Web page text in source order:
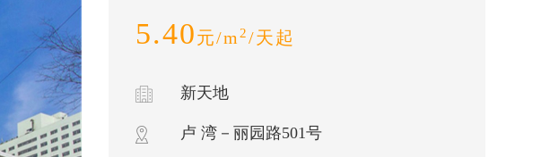
5.40元/m 2/天起
新天地
卢 湾－丽园路501号